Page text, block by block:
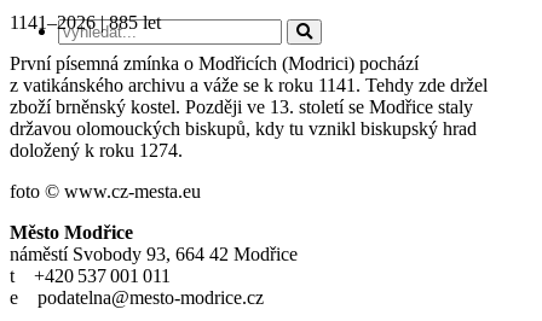
1141–2026 | 885 let
První písemná zmínka o Modřicích (Modrici) pochází
z vatikánského archivu a váže se k roku 1141. Tehdy zde držel
zboží brněnský kostel. Později ve 13. století se Modřice staly
državou olomouckých biskupů, kdy tu vznikl biskupský hrad
doložený k roku 1274.
foto © www.cz-mesta.eu
Město Modřice
náměstí Svobody 93, 664 42 Modřice
t +420 537 001 011
e podatelna@mesto-modrice.cz